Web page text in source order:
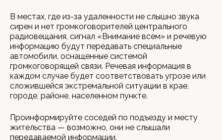
В местах, где из-за удаленности не слышно звука
сирен и нет громкоговорителей центрального
радиовещания, сигнал «Внимание всем» и речевую
информацию будут передавать специальные
автомобили, оснащенные системой
громкоговорящей связи. Речевая информация в
каждом случае будет соответствовать угрозе или
сложившейся экстремальной ситуации в крае,
городе, районе, населенном пункте.
Проинформируйте соседей по подъезду и месту
жительства — возможно, они не слышали
передаваемой информации.